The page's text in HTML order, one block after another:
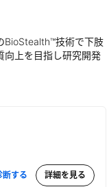
BioStealth™技術で下肢
向上を目指し研究開発
断する 詳細を見る